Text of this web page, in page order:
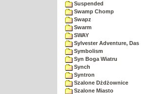
Suspended
Swamp Chomp
Swapz
Swarm
SWAY
Sylvester Adventure, Das
Symbolism
Syn Boga Wiatru
Synch
Syntron
Szalone Dżdżownice
Szalone Miasto